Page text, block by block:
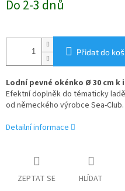
cena:
Do 2-3 dnů
Přidat do
Lodní pevné okénko Ø 30 cm
Efektní doplněk do tématicky
od německého výrobce Sea-Club.
Detailní informace
ZEPTAT SE HLÍDAT